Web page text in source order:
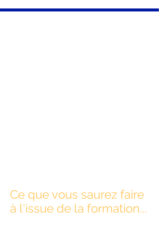
Ce que vous saurez faire
à l'issue de la formation...